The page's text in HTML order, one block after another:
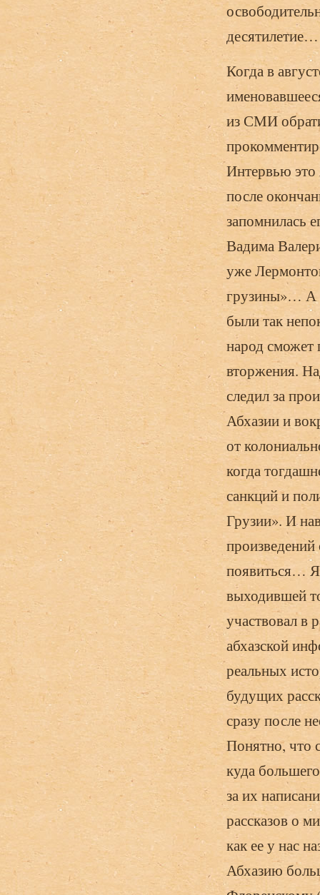
десятилетие…
Когда в
из СМИ
Интервью это
после
запомнилась
Вадима
уже
грузины»… А
были так
народ сможет
вторжения.
следил за
Абхазии и
от
когда
санкций и
Грузии». И
появиться… Я
выходившей
участвовал в
абхазской
реальных
будущих
сразу после
Понятно, что
куда
за их
рассказов о
как ее у нас
Абхазию